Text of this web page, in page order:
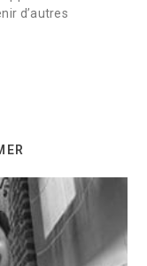
d’autres